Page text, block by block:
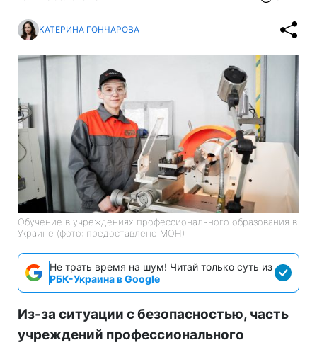
КАТЕРИНА ГОНЧАРОВА
Обучение в учреждениях профессионального образования в
Украине (фото: предоставлено МОН)
Не трать время на шум! Читай только суть из
РБК-Украина в Google
Из-за ситуации с безопасностью, часть
учреждений профессионального